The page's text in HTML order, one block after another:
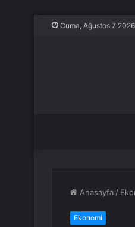
Cuma, Ağustos 7 2026
Anasayfa /
Ekonomi